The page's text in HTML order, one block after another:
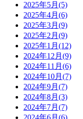
2025年5月(5)
2025年4月(6)
2025年3月(9)
2025年2月(9)
2025年1月(12)
2024年12月(9)
2024年11月(6)
2024年10月(7)
2024年9月(7)
2024年8月(3)
2024年7月(7)